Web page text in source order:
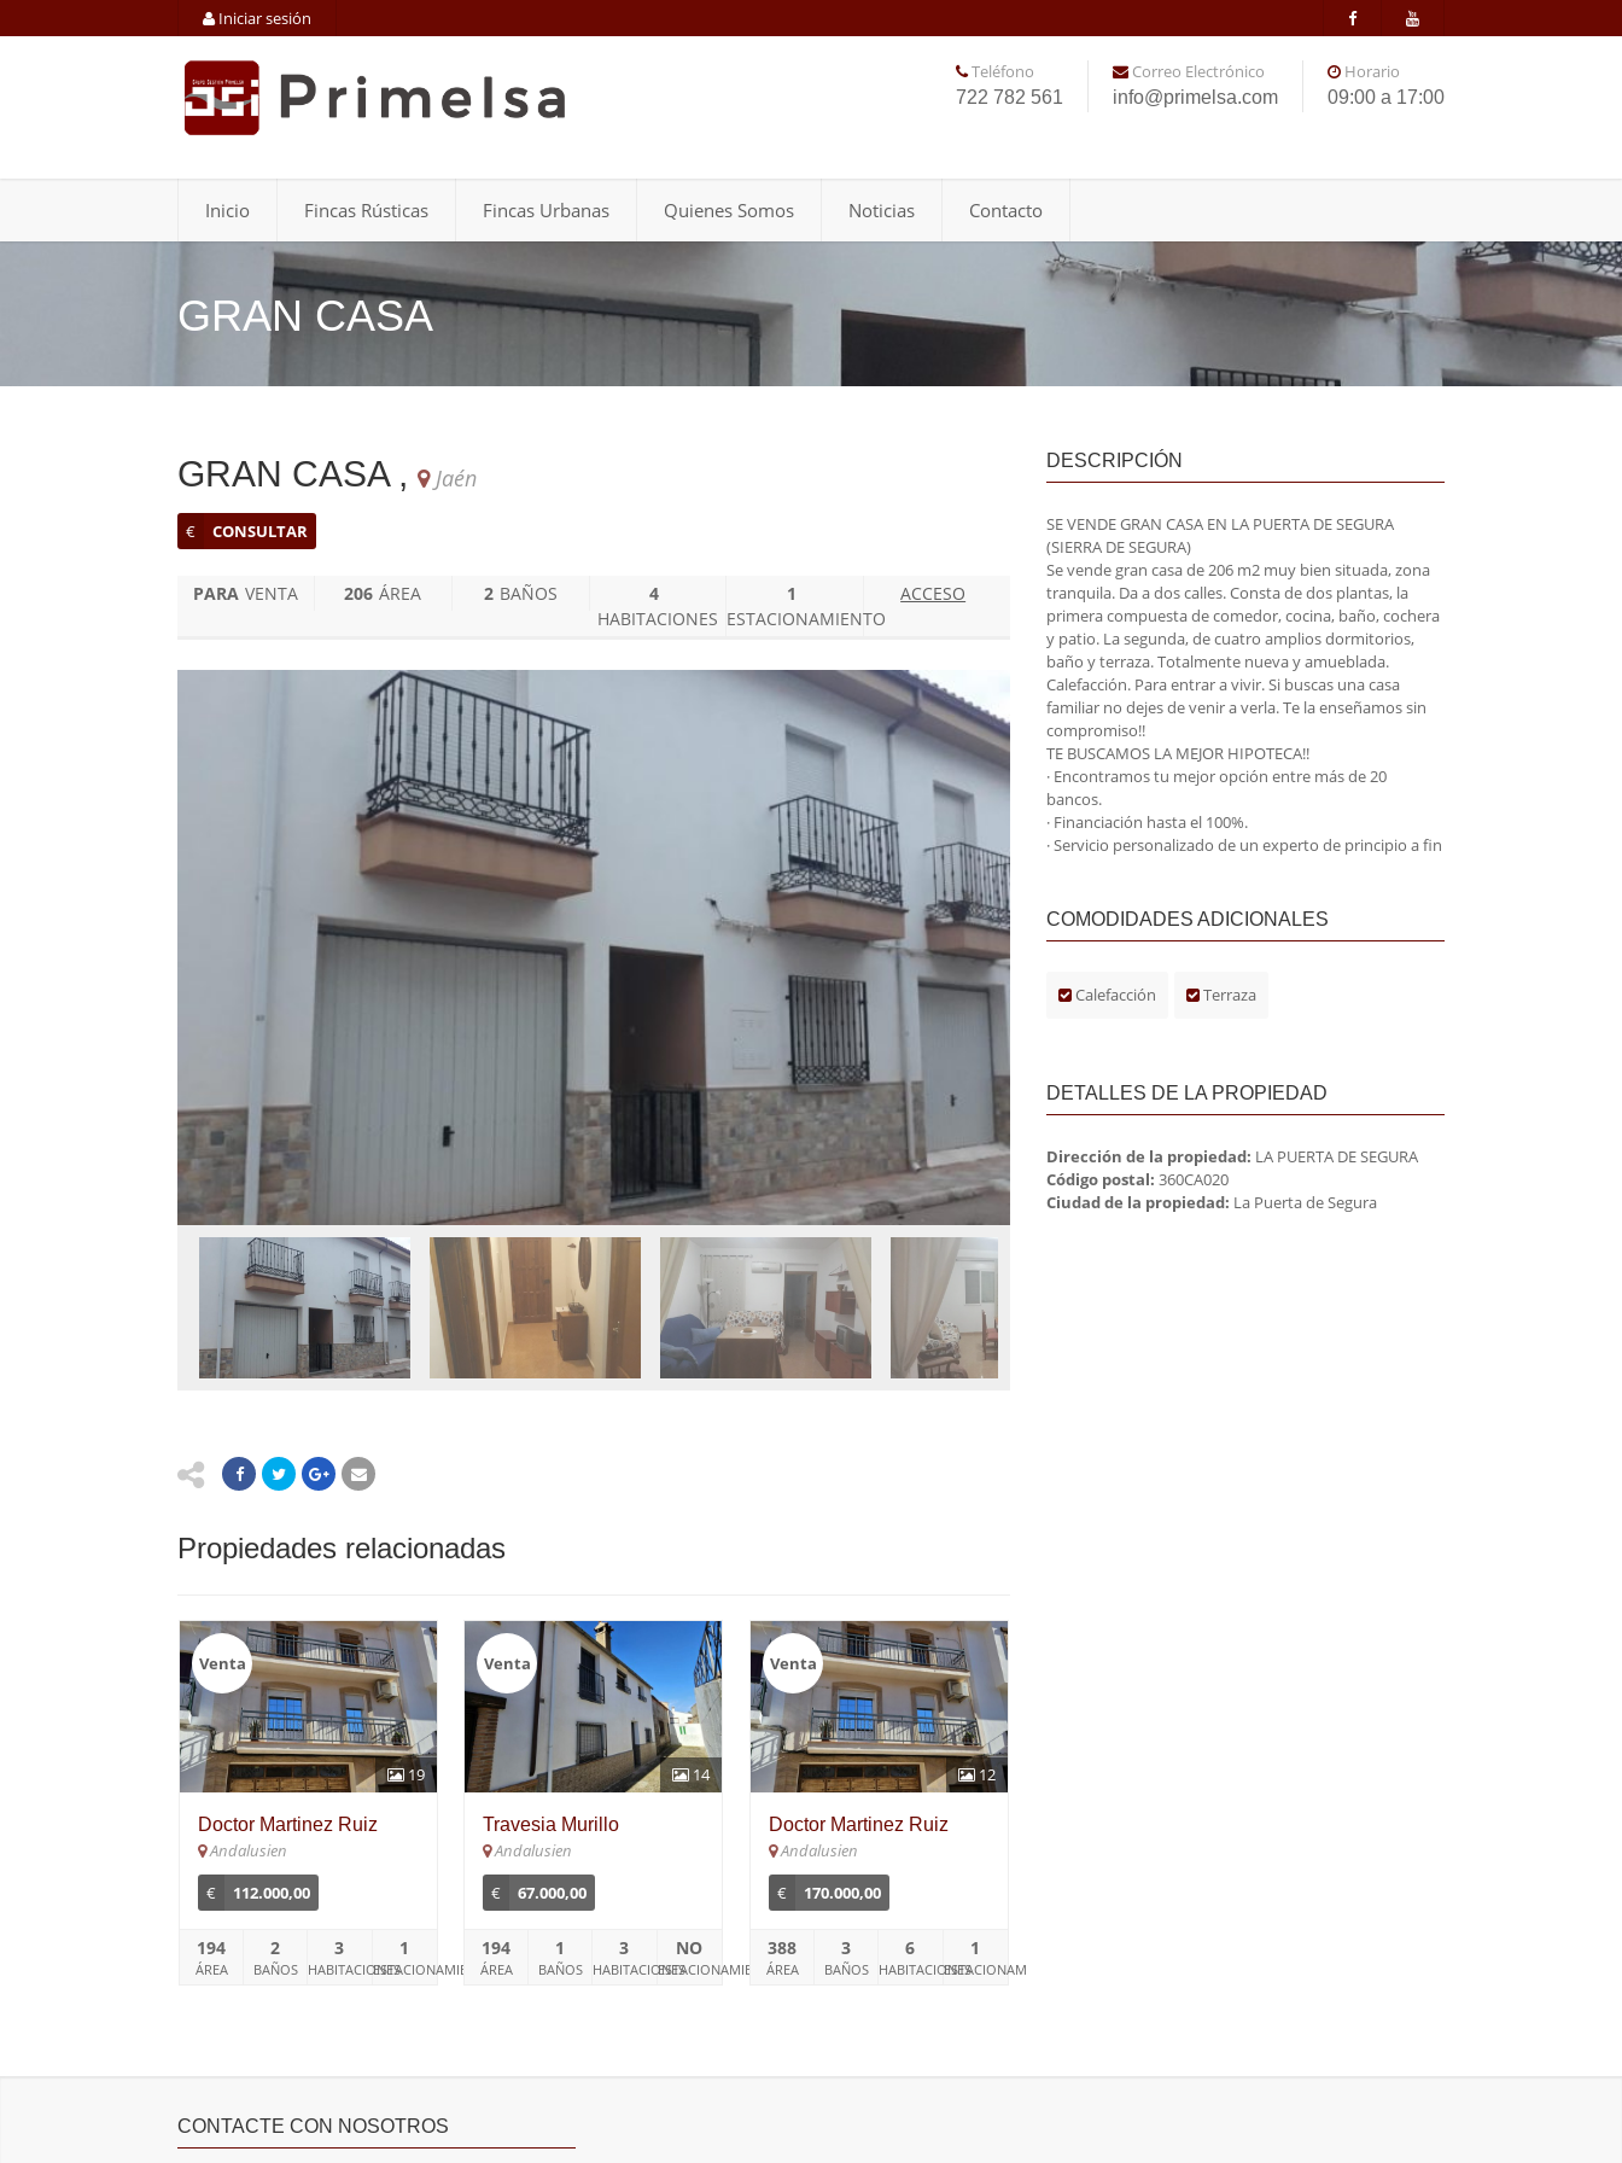
Iniciar sesión
Teléfono
722 782 561
Correo Electrónico
info@primelsa.com
Horario
09:00 a 17:00
Inicio Fincas Rústicas Fincas Urbanas Quienes Somos Noticias Contacto
GRAN CASA
GRAN CASA , Jaén
€ CONSULTAR
PARA VENTA 206 ÁREA 2 BAÑOS
4
HABITACIONES
1
ESTACIONAMIENTO
ACCESO
Propiedades relacionadas
19
Venta
Doctor Martinez Ruiz
Andalusien
€
112.000,00
194
ÁREA
2
BAÑOS
3
HABITACIONES
1
ESTACIONAMIENTO
14
Venta
Travesia Murillo
Andalusien
€
67.000,00
194
ÁREA
1
BAÑOS
3
HABITACIONES
NO
ESTACIONAMIENTO
12
Venta
Doctor Martinez Ruiz
Andalusien
€
170.000,00
388
ÁREA
3
BAÑOS
6
HABITACIONES
1
ESTACIONAMIENTO
DESCRIPCIÓN
SE VENDE GRAN CASA EN LA PUERTA DE SEGURA
(SIERRA DE SEGURA)
Se vende gran casa de 206 m2 muy bien situada, zona
tranquila. Da a dos calles. Consta de dos plantas, la
primera compuesta de comedor, cocina, baño, cochera
y patio. La segunda, de cuatro amplios dormitorios,
baño y terraza. Totalmente nueva y amueblada.
Calefacción. Para entrar a vivir. Si buscas una casa
familiar no dejes de venir a verla. Te la enseñamos sin
compromiso!!
TE BUSCAMOS LA MEJOR HIPOTECA!!
· Encontramos tu mejor opción entre más de 20
bancos.
· Financiación hasta el 100%.
· Servicio personalizado de un experto de principio a fin
COMODIDADES ADICIONALES
Calefacción Terraza
DETALLES DE LA PROPIEDAD
Dirección de la propiedad: LA PUERTA DE SEGURA
Código postal: 360CA020
Ciudad de la propiedad: La Puerta de Segura
CONTACTE CON NOSOTROS